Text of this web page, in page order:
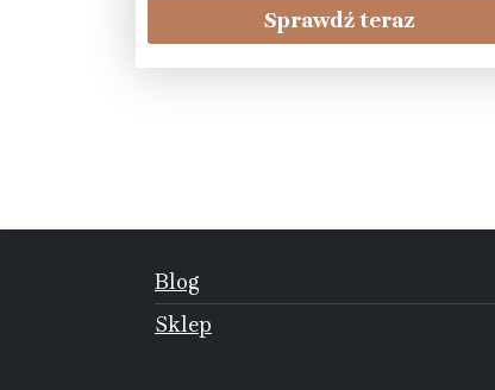
Sprawdź teraz
Blog
Sklep